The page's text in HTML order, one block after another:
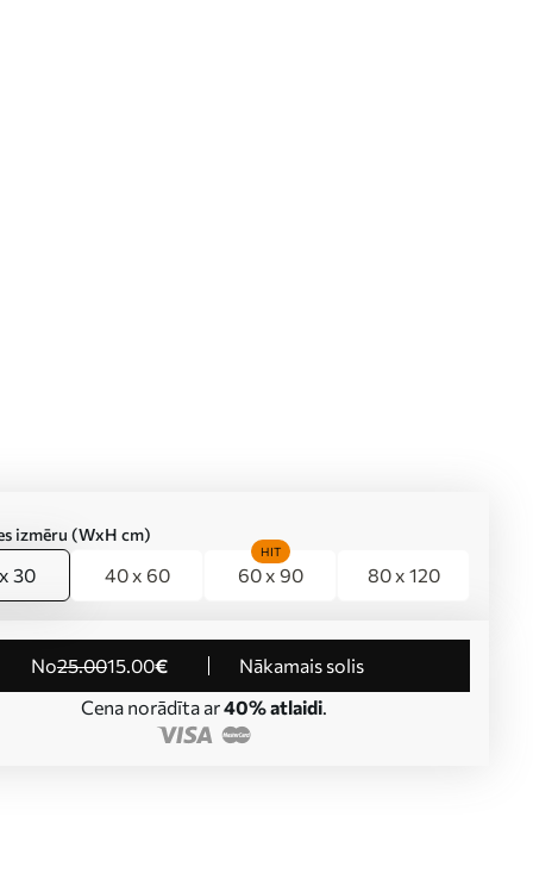
izmēru (WxH cm)
30 40 x 60 60 x 90
HIT
80 x 120
no25.0015.00€
Nākamais solis
Cena norādīta ar40% atlaidi.